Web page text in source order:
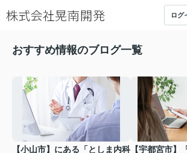
ログ
おすすめ情報のブログ一覧
【小山市】にある「としま内科 【宇都宮市】